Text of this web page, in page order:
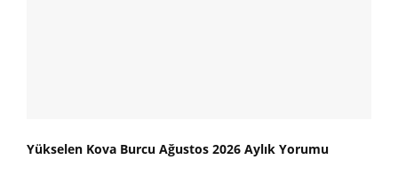
Yükselen Kova Burcu Ağustos 2026 Aylık Yorumu